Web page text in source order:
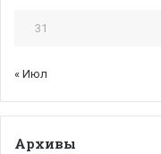
31
« Июл
Архивы